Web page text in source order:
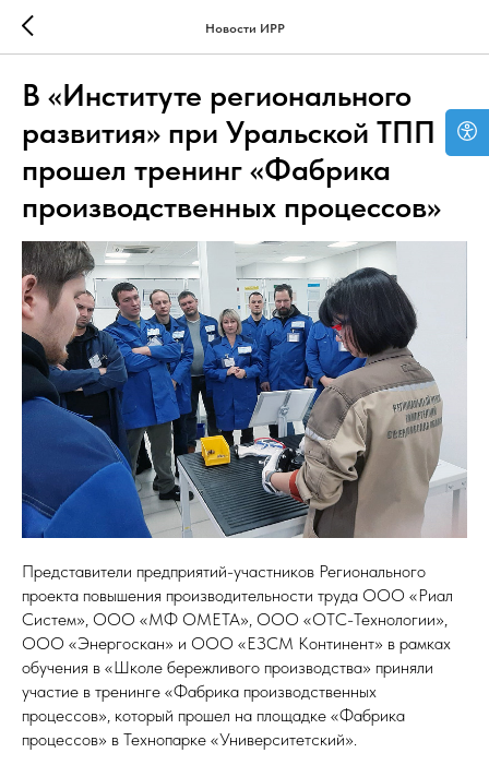
Новости ИРР
В «Институте регионального
развития» при Уральской ТПП
прошел тренинг «Фабрика
производственных процессов»
Представители предприятий-участников Регионального
проекта повышения производительности труда ООО «Риал
Систем», ООО «МФ ОМЕТА», ООО «ОТС-Технологии»,
ООО «Энергоскан» и ООО «ЕЗСМ Континент» в рамках
обучения в «Школе бережливого производства» приняли
участие в тренинге «Фабрика производственных
процессов», который прошел на площадке «Фабрика
процессов» в Технопарке «Университетский».